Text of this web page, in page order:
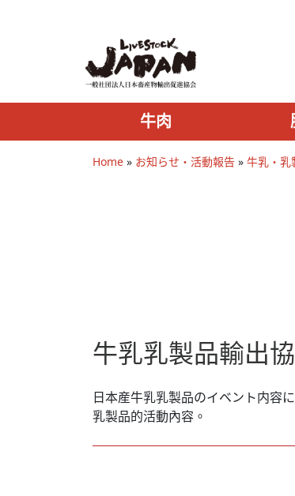
牛肉
Home » お知らせ・活動報告 » 牛乳・乳
牛乳乳製品輸出
日本産牛乳乳製品のイベント内容
乳製品的活動內容。